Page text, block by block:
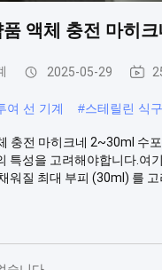
액체 충전 마히크
2025-05-29
여 선 기계 #스테릴린 식
충전 마히크네 2~30ml 수
특성을 고려해야합니다.여
워질 최대 부피 (30ml) 를 고